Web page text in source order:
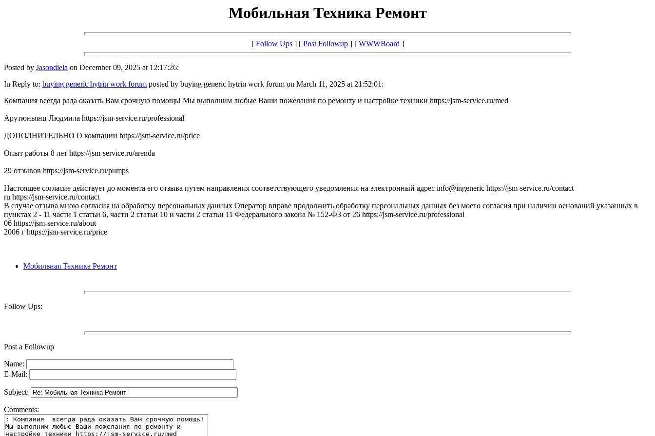
Мобильная Техника Ремонт
[ Follow Ups] [ Post Followup] [ WWWBoard]
Posted by Jasondiela on December 09, 2025 at 12:17:26:
In Reply to: buying generic hytrin work forum posted by buying generic hytrin work forum on March 11, 2025 at 21:52:01:
Компания всегда рада оказать Вам срочную помощь! Мы выполним любые Ваши пожелания по ремонту и настройке техники https://jsm-service.ru/med
Арутюньянц Людмила https://jsm-service.ru/professional
ДОПОЛНИТЕЛЬНО О компании https://jsm-service.ru/price
Опыт работы 8 лет https://jsm-service.ru/arenda
29 отзывов https://jsm-service.ru/pumps
Настоящее согласие действует до момента его отзыва путем направления соответствующего уведомления на электронный адрес info@ingeneric https://jsm-service.ru/contact
ru https://jsm-service.ru/contact
В случае отзыва мною согласия на обработку персональных данных Оператор вправе продолжить обработку персональных данных без моего согласия при наличии оснований указанных в
пунктах 2 - 11 части 1 статьи 6, части 2 статьи 10 и части 2 статьи 11 Федерального закона № 152-Ф3 от 26 https://jsm-service.ru/professional
06 https://jsm-service.ru/about
2006 г https://jsm-service.ru/price
Мобильная Техника Ремонт
Follow Ups:
Post a Followup
Name:
E-Mail:
Subject:
Comments: